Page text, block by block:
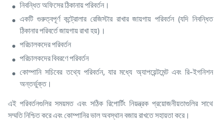
নিবন্ধিত অফিসের ঠিকানায় পরিবর্তন।
একটি গুরুত্বপূর্ণ কন্ট্রোলার রেজিস্টার রাখার জায়গায় পরিবর্তন (যদি নিবন্ধিত
ঠিকানার পরিবর্তে জায়গায় রাখা হয়)।
পরিচালকদের পরিবর্তন
পরিচালকদের বিবরণে পরিবর্তন
কোম্পানি সচিবের তথ্যে পরিবর্তন, যার মধ্যে অ্যাপয়েন্টমেন্ট এবং রি-ইগনিশন
অন্তর্ভুক্ত।
এই পরিবর্তনগুলির সময়মত এবং সঠিক রিপোর্টিং নিয়ন্ত্রক প্রয়োজনীয়তাগুলির সাথে
সম্মতি নিশ্চিত করে এবং কোম্পানির ভাল অবস্থান বজায় রাখতে সহায়তা করে।